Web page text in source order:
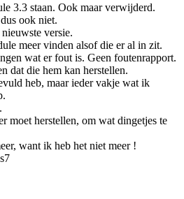
3.3 staan. Ook maar verwijderd.
ook niet.
versie.
meer vinden alsof die er al in zit.
wat er fout is. Geen foutenrapport.
dat die hem kan herstellen.
heb, maar ieder vakje wat ik
moet herstellen, om wat dingetjes te
want ik heb het niet meer !